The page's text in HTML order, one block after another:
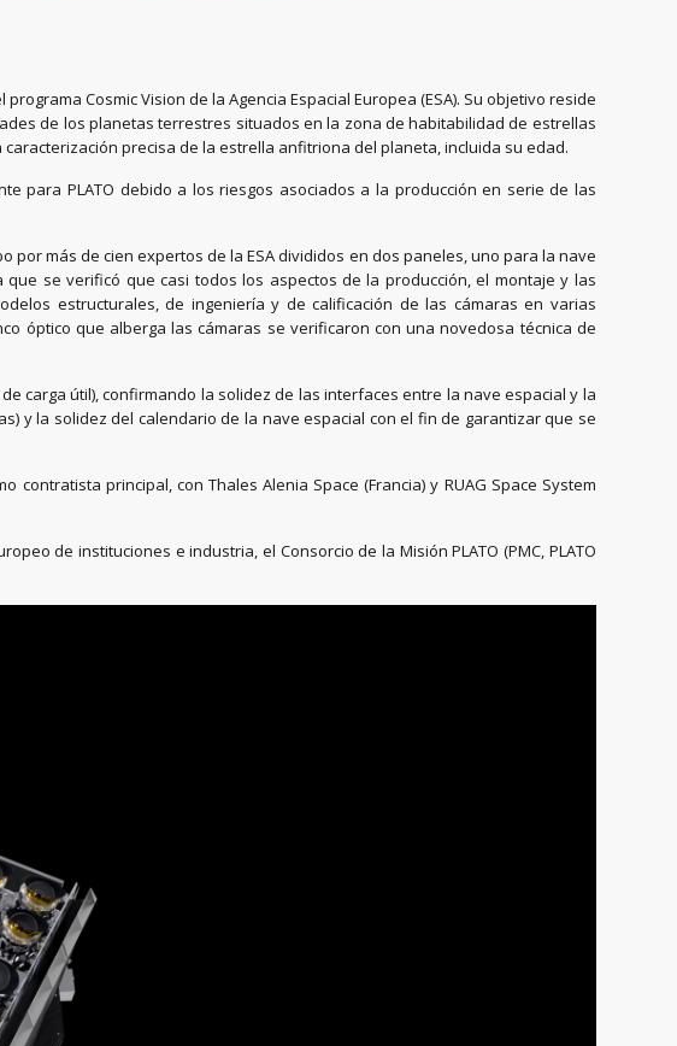
Cosmic Vision de la Agencia Espacial Europea (ESA). Su objetivo reside
de los planetas terrestres situados en la zona de habitabilidad de estrellas
precisa de la estrella anfitriona del planeta, incluida su edad.
para PLATO debido a los riesgos asociados a la producción en serie de las
más de cien expertos de la ESA divididos en dos paneles, uno para la nave
se verificó que casi todos los aspectos de la producción, el montaje y las
estructurales, de ingeniería y de calificación de las cámaras en varias
óptico que alberga las cámaras se verificaron con una novedosa técnica de
carga útil), confirmando la solidez de las interfaces entre la nave espacial y la
y la solidez del calendario de la nave espacial con el fin de garantizar que se
principal, con Thales Alenia Space (Francia) y RUAG Space System
de instituciones e industria, el Consorcio de la Misión PLATO (PMC, PLATO